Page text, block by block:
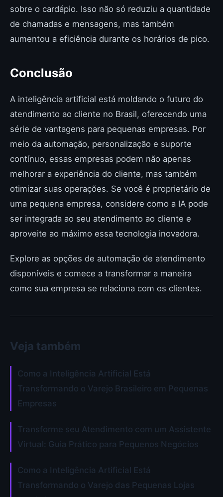
sobre o cardápio. Isso não só reduziu a quantidade
de chamadas e mensagens, mas também
aumentou a eficiência durante os horários de pico.
Conclusão
A inteligência artificial está moldando o futuro do
atendimento ao cliente no Brasil, oferecendo uma
série de vantagens para pequenas empresas. Por
meio da automação, personalização e suporte
contínuo, essas empresas podem não apenas
melhorar a experiência do cliente, mas também
otimizar suas operações. Se você é proprietário de
uma pequena empresa, considere como a IA pode
ser integrada ao seu atendimento ao cliente e
aproveite ao máximo essa tecnologia inovadora.
Explore as opções de automação de atendimento
disponíveis e comece a transformar a maneira
como sua empresa se relaciona com os clientes.
Veja também
Como a Inteligência Artificial Está
Transformando o Varejo Brasileiro em Pequenas
Empresas
Transforme seu Atendimento com um Assistente
Virtual: Guia Prático para Pequenos Negócios
Como a Inteligência Artificial Está
Transformando o Varejo das Pequenas Lojas